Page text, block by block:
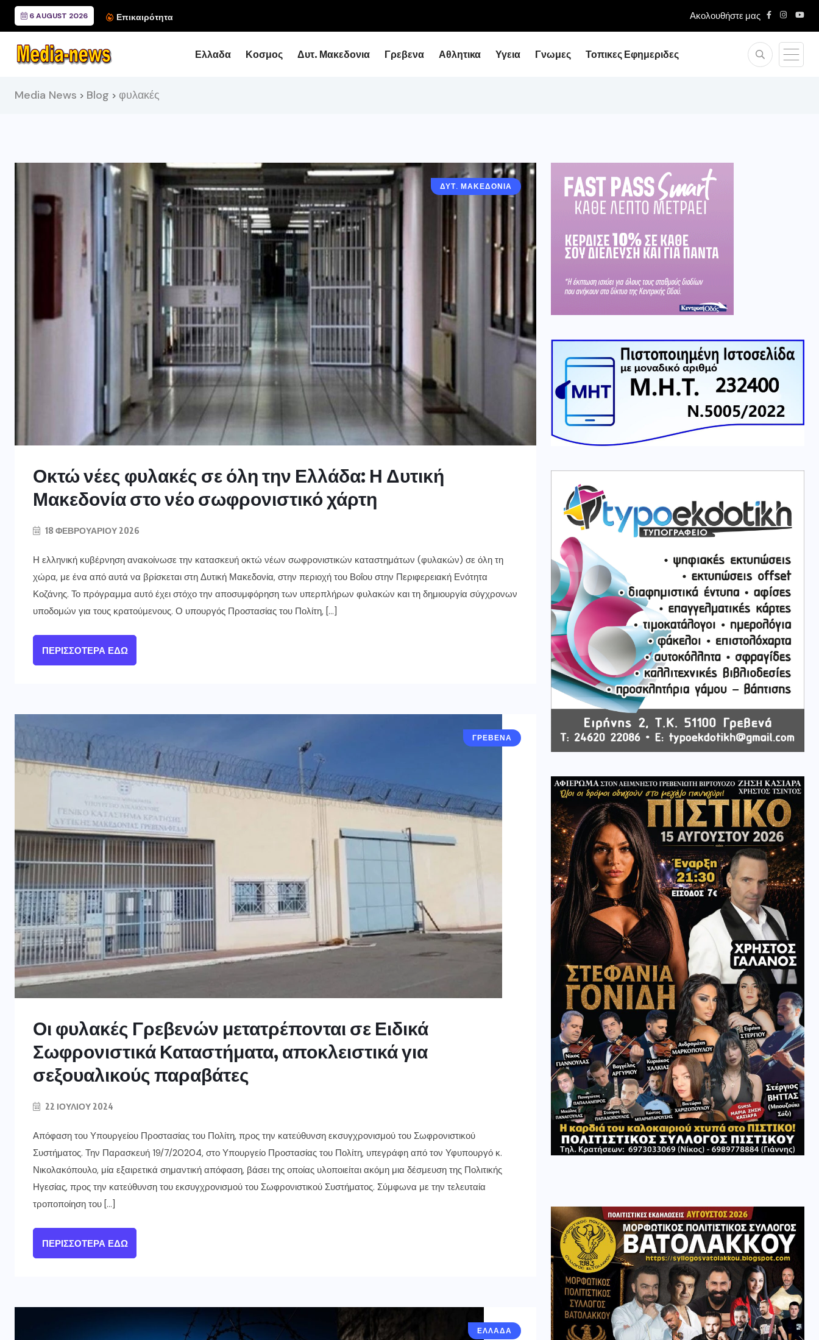
6 AUGUST 2026 Επικαιρότητα Ακολουθήστε μας
Ελλαδα Κοσμος Δυτ. Μακεδονια Γρεβενα Αθλητικα Υγεια Γνωμες Τοπικες Εφημεριδες
Media News > Blog > φυλακές
ΔΥΤ. ΜΑΚΕΔΟΝΙΑ
Οκτώ νέες φυλακές σε όλη την Ελλάδα: Η Δυτική
Μακεδονία στο νέο σωφρονιστικό χάρτη
18 ΦΕΒΡΟΥΑΡΊΟΥ 2026
Η ελληνική κυβέρνηση ανακοίνωσε την κατασκευή οκτώ νέων σωφρονιστικών καταστημάτων (φυλακών) σε όλη τη
χώρα, με ένα από αυτά να βρίσκεται στη Δυτική Μακεδονία, στην περιοχή του Βοΐου στην Περιφερειακή Ενότητα
Κοζάνης. Το πρόγραμμα αυτό έχει στόχο την αποσυμφόρηση των υπερπλήρων φυλακών και τη δημιουργία σύγχρονων
υποδομών για τους κρατούμενους. Ο υπουργός Προστασίας του Πολίτη, […]
ΠΕΡΙΣΣΌΤΕΡΑ ΕΔΏ
ΓΡΕΒΕΝΑ
Οι φυλακές Γρεβενών μετατρέπονται σε Ειδικά
Σωφρονιστικά Καταστήματα, αποκλειστικά για
σεξουαλικούς παραβάτες
22 ΙΟΥΛΊΟΥ 2024
Απόφαση του Υπουργείου Προστασίας του Πολίτη, προς την κατεύθυνση εκσυγχρονισμού του Σωφρονιστικού
Συστήματος. Την Παρασκευή 19/7/20204, στο Υπουργείο Προστασίας του Πολίτη, υπεγράφη από τον Υφυπουργό κ.
Νικολακόπουλο, μία εξαιρετικά σημαντική απόφαση, βάσει της οποίας υλοποιείται ακόμη μια δέσμευση της Πολιτικής
Ηγεσίας, προς την κατεύθυνση του εκσυγχρονισμού του Σωφρονιστικού Συστήματος. Σύμφωνα με την τελευταία
τροποποίηση του […]
ΠΕΡΙΣΣΌΤΕΡΑ ΕΔΏ
ΕΛΛΑΔΑ